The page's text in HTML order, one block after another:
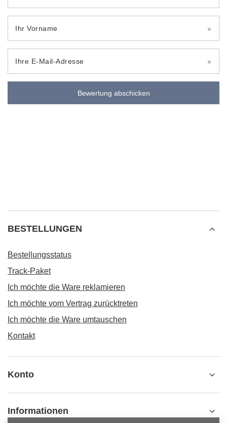
Ihr Vorname
Ihre E-Mail-Adresse
Bewertung abschicken
BESTELLUNGEN
Bestellungsstatus
Track-Paket
Ich möchte die Ware reklamieren
Ich möchte vom Vertrag zurücktreten
Ich möchte die Ware umtauschen
Kontakt
Konto
Informationen